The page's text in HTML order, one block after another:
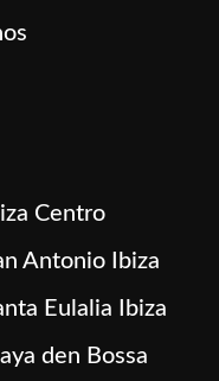
Centro
Antonio Ibiza
Eulalia Ibiza
den Bossa